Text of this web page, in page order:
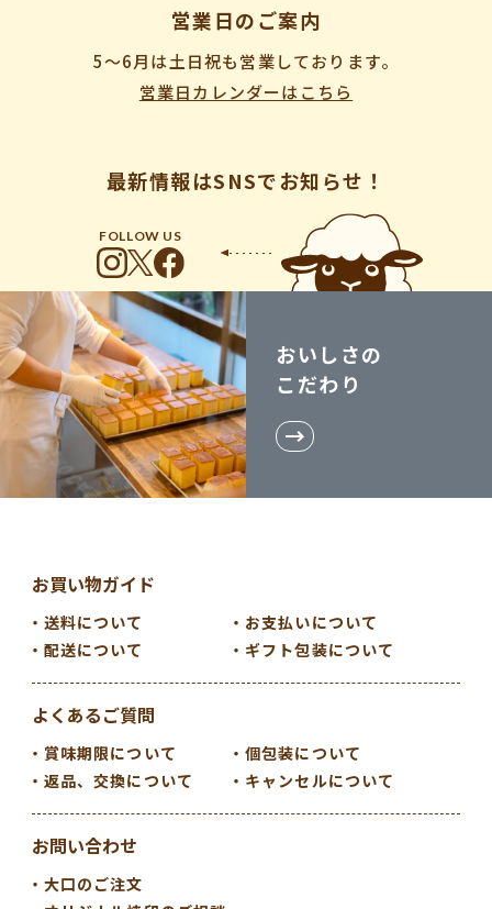
営業日のご案内
5〜6月は土日祝も営業しております。
営業日カレンダーはこちら
最新情報はSNSでお知らせ！
FOLLOW US
おいしさの
こだわり
お買い物ガイド
送料について
お支払いについて
配送について
ギフト包装について
よくあるご質問
賞味期限について
個包装について
返品、交換について
キャンセルについて
お問い合わせ
大口のご注文